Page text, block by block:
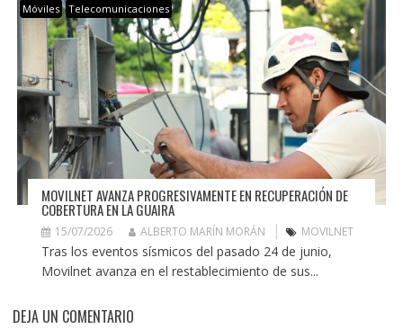
Móviles Telecomunicaciones
MOVILNET AVANZA PROGRESIVAMENTE EN RECUPERACIÓN DE
COBERTURA EN LA GUAIRA
15/07/2026 ALBERTO MARÍN MORÁN MOVILNET
Tras los eventos sísmicos del pasado 24 de junio,
Movilnet avanza en el restablecimiento de sus...
DEJA UN COMENTARIO